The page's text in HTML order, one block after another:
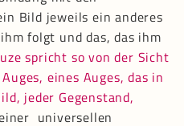
Bild jeweils ein anderes
folgt und das, das ihm
spricht so von der Sicht
eines Auges, das in
jeder Gegenstand,
universellen